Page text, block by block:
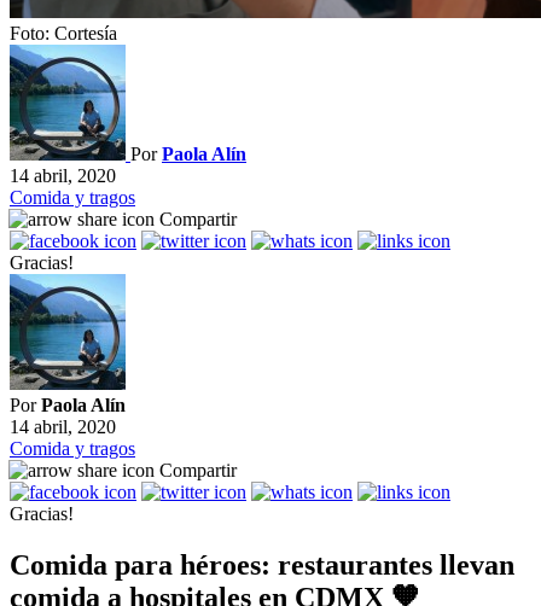
Foto: Cortesía
PorPaola Alín
14 abril, 2020
Comida y tragos
Compartir
Gracias!
PorPaola Alín
14 abril, 2020
Comida y tragos
Compartir
Gracias!
Comida para héroes: restaurantes llevan
comida a hospitales en CDMX 🧡